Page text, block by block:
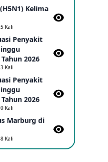
Penyakit Ebola di
Sebagai PHEIC
17 May 2026
Ebola di RD Kongo
A(H5NN6) di Cina
Kelima
Kali
Penyakit
2026
Kali
Penyakit
2026
Kali
Marburg di
Kali